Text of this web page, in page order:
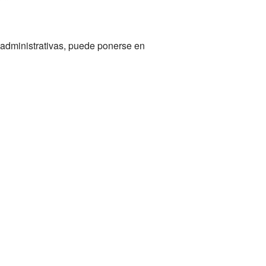
puede ponerse en